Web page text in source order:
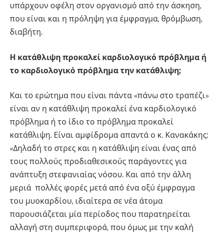
υπάρχουν οφέλη στον οργανισμό από την άσκηση,
που είναι και η πρόληψη για έμφραγμα, θρόμβωση,
διαβήτη.
Η κατάθλιψη προκαλεί καρδιολογικό πρόβλημα ή
το καρδιολογικό πρόβλημα την κατάθλιψη;
Και το ερώτημα που είναι πάντα «πάνω στο τραπέζι»
είναι αν η κατάθλιψη προκαλεί ένα καρδιολογικό
πρόβλημα ή το ίδιο το πρόβλημα προκαλεί
κατάθλιψη. Είναι αμφίδρομα απαντά ο κ. Κανακάκης:
«Δηλαδή το στρες και η κατάθλιψη είναι ένας από
τους πολλούς προδιαθεσικούς παράγοντες για
ανάπτυξη στεφανιαίας νόσου. Και από την άλλη
μεριά πολλές φορές μετά από ένα οξύ έμφραγμα
του μυοκαρδίου, ιδιαίτερα σε νέα άτομα
παρουσιάζεται μία περίοδος που παρατηρείται
αλλαγή στη συμπεριφορά, που όμως με την καλή